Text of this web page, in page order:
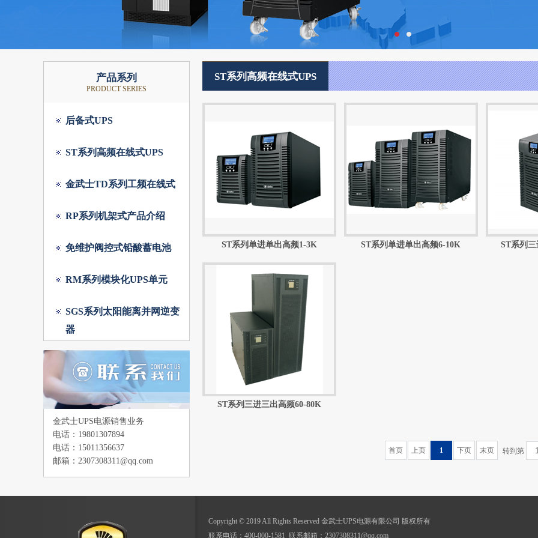
产品系列
PRODUCT SERIES
后备式UPS
ST系列高频在线式UPS
金武士TD系列工频在线式
RP系列机架式产品介绍
免维护阀控式铅酸蓄电池
RM系列模块化UPS单元
SGS系列太阳能离并网逆变
器
金武士UPS电源销售业务
电话：19801307894
电话：15011356637
邮箱：2307308311@qq.com
ST系列高频在线式UPS
ST系列单进单出高频1-3K ST系列单进单出高频6-10K ST系列
ST系列三进三出高频60-80K
首页 上页 1 下页 末页 转到第
Copyright © 2019 All Rights Reserved 金武士UPS电源有限公司 版权所有
联系电话：400-000-1581 联系邮箱：2307308311@qq.com